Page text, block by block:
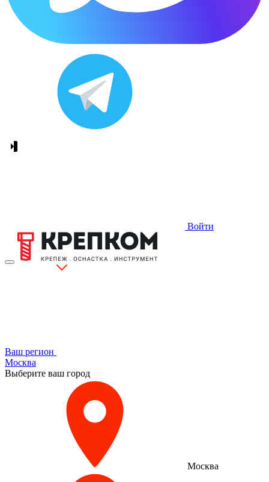
Войти
Ваш регион
Москва
Выберите ваш город
Москва